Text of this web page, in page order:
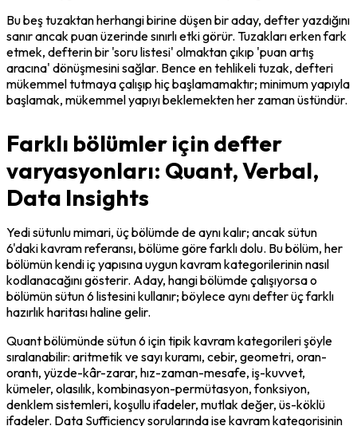
Bu beş tuzaktan herhangi birine düşen bir aday, defter yazdığını
sanır ancak puan üzerinde sınırlı etki görür. Tuzakları erken fark
etmek, defterin bir 'soru listesi' olmaktan çıkıp 'puan artış
aracına' dönüşmesini sağlar. Bence en tehlikeli tuzak, defteri
mükemmel tutmaya çalışıp hiç başlamamaktır; minimum yapıyla
başlamak, mükemmel yapıyı beklemekten her zaman üstündür.
Farklı bölümler için defter
varyasyonları: Quant, Verbal,
Data Insights
Yedi sütunlu mimari, üç bölümde de aynı kalır; ancak sütun
6'daki kavram referansı, bölüme göre farklı dolu. Bu bölüm, her
bölümün kendi iç yapısına uygun kavram kategorilerinin nasıl
kodlanacağını gösterir. Aday, hangi bölümde çalışıyorsa o
bölümün sütun 6 listesini kullanır; böylece aynı defter üç farklı
hazırlık haritası haline gelir.
Quant bölümünde sütun 6 için tipik kavram kategorileri şöyle
sıralanabilir: aritmetik ve sayı kuramı, cebir, geometri, oran-
orantı, yüzde-kâr-zarar, hız-zaman-mesafe, iş-kuvvet,
kümeler, olasılık, kombinasyon-permütasyon, fonksiyon,
denklem sistemleri, koşullu ifadeler, mutlak değer, üs-köklü
ifadeler. Data Sufficiency sorularında ise kavram kategorisinin